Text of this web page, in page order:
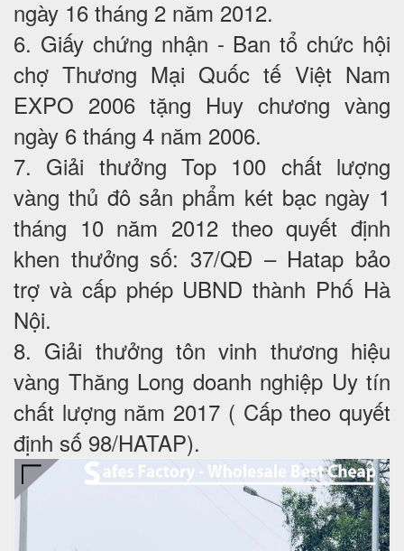
ngày 16 tháng 2 năm 2012.
6. Giấy chứng nhận - Ban tổ chức hội
chợ Thương Mại Quốc tế Việt Nam
EXPO 2006 tặng Huy chương vàng
ngày 6 tháng 4 năm 2006.
7. Giải thưởng Top 100 chất lượng
vàng thủ đô sản phẩm két bạc ngày 1
tháng 10 năm 2012 theo quyết định
khen thưởng số: 37/QĐ – Hatap bảo
trợ và cấp phép UBND thành Phố Hà
Nội.
8. Giải thưởng tôn vinh thương hiệu
vàng Thăng Long doanh nghiệp Uy tín
chất lượng năm 2017 ( Cấp theo quyết
định số 98/HATAP).